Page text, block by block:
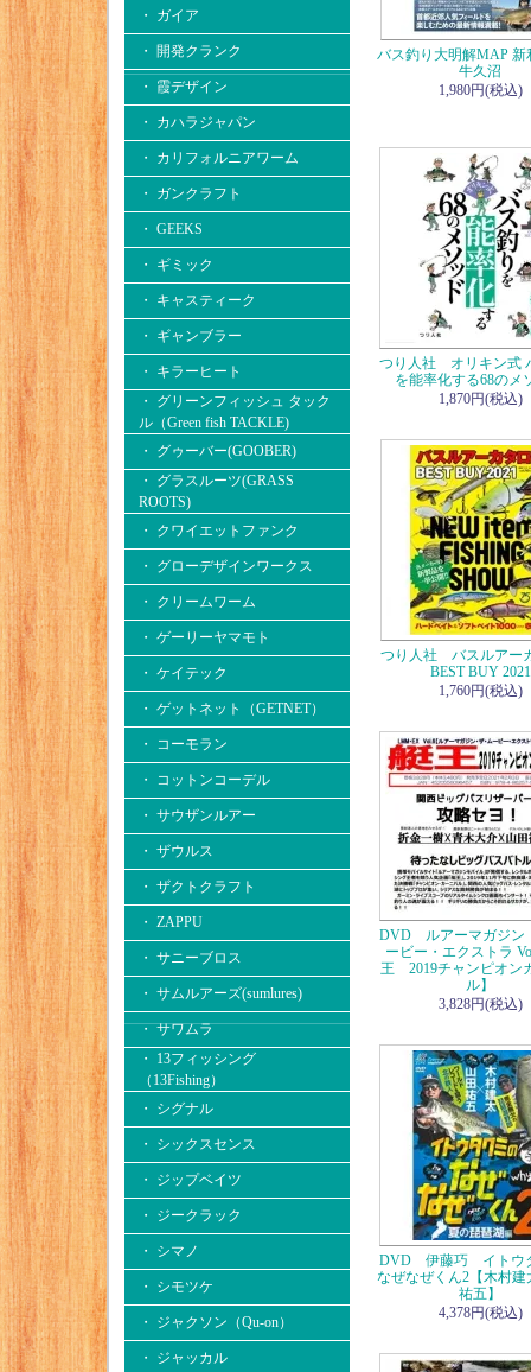
・ ガイア
・ 開発クランク
・ 霞デザイン
・ カハラジャパン
・ カリフォルニアワーム
・ ガンクラフト
・ GEEKS
・ ギミック
・ キャスティーク
・ ギャンブラー
・ キラーヒート
・ グリーンフィッシュ タック
ル（Green fish TACKLE)
・ グゥーバー(GOOBER)
・ グラスルーツ(GRASS
ROOTS)
・ クワイエットファンク
・ グローデザインワークス
・ クリームワーム
・ ゲーリーヤマモト
・ ケイテック
・ ゲットネット（GETNET）
・ コーモラン
・ コットンコーデル
・ サウザンルアー
・ ザウルス
・ ザクトクラフト
・ ZAPPU
・ サニーブロス
・ サムルアーズ(sumlures)
・ サワムラ
・ 13フィッシング
（13Fishing）
・ シグナル
・ シックスセンス
・ ジップベイツ
・ ジークラック
・ シマノ
・ シモツケ
・ ジャクソン（Qu-on）
・ ジャッカル
バス釣り大明解MAP 新
牛久沼
1,980円(税込)
つり人社 オリキン式
を能率化する68のメ
1,870円(税込)
つり人社 バスルアー
BEST BUY 2021
1,760円(税込)
DVD ルアーマガジン
ービー・エクストラ
王 2019チャンピオン
ル】
3,828円(税込)
DVD 伊藤巧 イトウ
なぜなぜくん2【木村
祐五】
4,378円(税込)